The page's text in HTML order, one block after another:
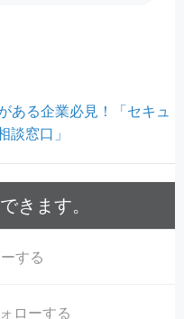
ある企業必見！「セキュ
談窓口」
きます。
する
ローする